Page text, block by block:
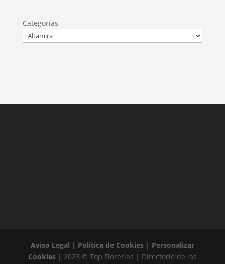
Categorías
Aviso Legal | Política de Cookies| Personalizar
Cookies| 2023 © Top Florerías | Directorio de las